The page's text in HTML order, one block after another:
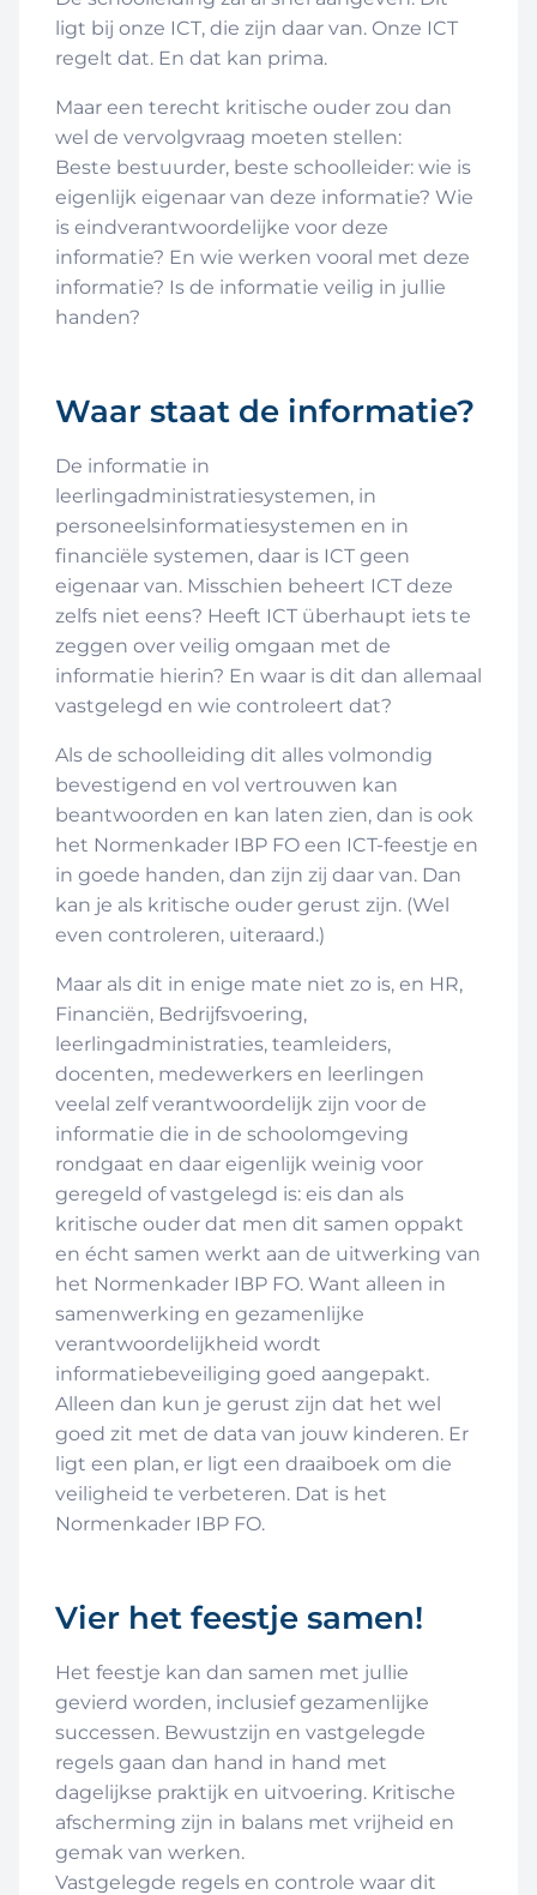
ligt bij onze ICT, die zijn daar van. Onze ICT
regelt dat. En dat kan prima.
Maar een terecht kritische ouder zou dan
wel de vervolgvraag moeten stellen:
Beste bestuurder, beste schoolleider: wie is
eigenlijk eigenaar van deze informatie? Wie
is eindverantwoordelijke voor deze
informatie? En wie werken vooral met deze
informatie? Is de informatie veilig in jullie
handen?
Waar staat de informatie?
De informatie in
leerlingadministratiesystemen, in
personeelsinformatiesystemen en in
financiële systemen, daar is ICT geen
eigenaar van. Misschien beheert ICT deze
zelfs niet eens? Heeft ICT überhaupt iets te
zeggen over veilig omgaan met de
informatie hierin? En waar is dit dan allemaal
vastgelegd en wie controleert dat?
Als de schoolleiding dit alles volmondig
bevestigend en vol vertrouwen kan
beantwoorden en kan laten zien, dan is ook
het Normenkader IBP FO een ICT-feestje en
in goede handen, dan zijn zij daar van. Dan
kan je als kritische ouder gerust zijn. (Wel
even controleren, uiteraard.)
Maar als dit in enige mate niet zo is, en HR,
Financiën, Bedrijfsvoering,
leerlingadministraties, teamleiders,
docenten, medewerkers en leerlingen
veelal zelf verantwoordelijk zijn voor de
informatie die in de schoolomgeving
rondgaat en daar eigenlijk weinig voor
geregeld of vastgelegd is: eis dan als
kritische ouder dat men dit samen oppakt
en écht samen werkt aan de uitwerking van
het Normenkader IBP FO. Want alleen in
samenwerking en gezamenlijke
verantwoordelijkheid wordt
informatiebeveiliging goed aangepakt.
Alleen dan kun je gerust zijn dat het wel
goed zit met de data van jouw kinderen. Er
ligt een plan, er ligt een draaiboek om die
veiligheid te verbeteren. Dat is het
Normenkader IBP FO.
Vier het feestje samen!
Het feestje kan dan samen met jullie
gevierd worden, inclusief gezamenlijke
successen. Bewustzijn en vastgelegde
regels gaan dan hand in hand met
dagelijkse praktijk en uitvoering. Kritische
afscherming zijn in balans met vrijheid en
gemak van werken.
Vastgelegde regels en controle waar dit